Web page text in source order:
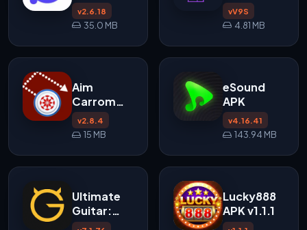
v2.6.18
35.0 MB
vV9S
4.81 MB
Aim
Carrom
APK
v2.8.4
15 MB
eSound
APK
v4.16.41
143.94 MB
Ultimate
Guitar:
Chords &
Lucky888
APK v1.1.1